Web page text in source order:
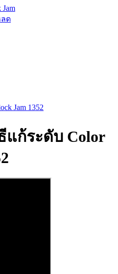
Jam
ด
Jam 1352
ก้ระดับ Color